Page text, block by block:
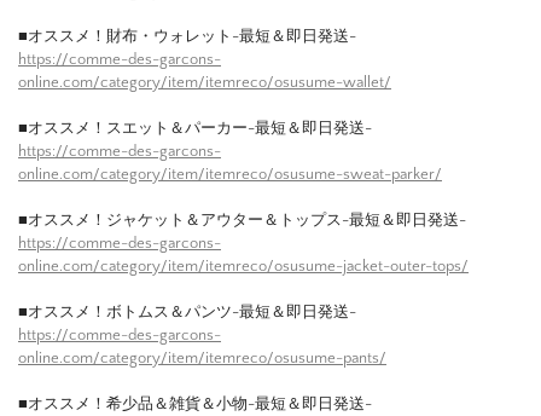
■オススメ！財布・ウォレット-最短＆即日発送-
https://comme-des-garcons-
online.com/category/item/itemreco/osusume-wallet/
■オススメ！スエット＆パーカー-最短＆即日発送-
https://comme-des-garcons-
online.com/category/item/itemreco/osusume-sweat-parker/
■オススメ！ジャケット＆アウター＆トップス-最短＆即日発送-
https://comme-des-garcons-
online.com/category/item/itemreco/osusume-jacket-outer-tops/
■オススメ！ボトムス＆パンツ-最短＆即日発送-
https://comme-des-garcons-
online.com/category/item/itemreco/osusume-pants/
■オススメ！希少品＆雑貨＆小物-最短＆即日発送-